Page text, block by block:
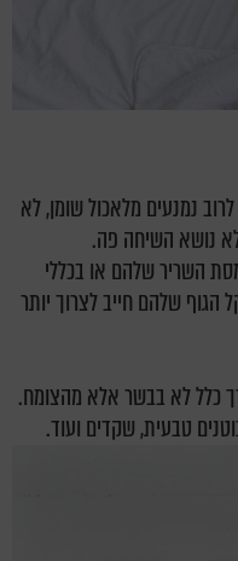
נמנעים מלאכול שומן, לא
נושא השיחה פה.
השריר שלהם או בכללי
הגוף שלהם חייב לצרוך יותר
כלל לא בבשר אלא מהצומח.
טבעית, שקדים ועוד.